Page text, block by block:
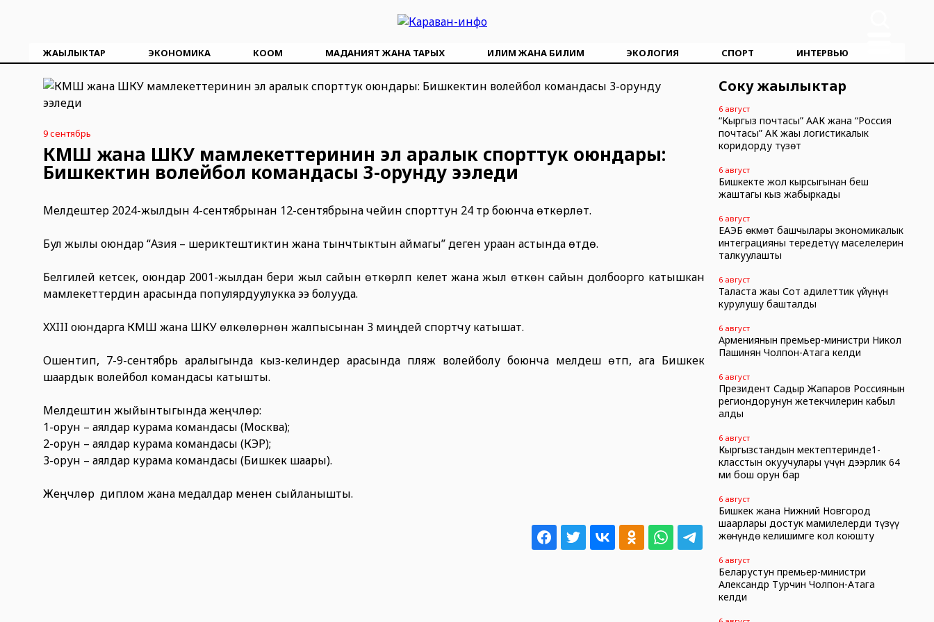
ЖАҢЫЛЫКТАР ЭКОНОМИКА КООМ МАДАНИЯТ ЖАНА ТАРЫХ ИЛИМ ЖАНА БИЛИМ ЭКОЛОГИЯ СПОРТ ИНТЕРВЬЮ
9 сентябрь
КМШ жана ШКУ мамлекеттеринин эл аралык спорттук оюндары:
Бишкектин волейбол командасы 3-орунду ээледи
Мелдештер 2024-жылдын 4-сентябрынан 12-сентябрына чейин спорттун 24 түрү боюнча өткөрүлөт.
Бул жылы оюндар “Азия – шериктештиктин жана тынчтыктын аймагы” деген ураан астында өтүүдө.
Белгилей кетсек, оюндар 2001-жылдан бери жыл сайын өткөрүлүп келет жана жыл өткөн сайын долбоорго катышкан
мамлекеттердин арасында популярдуулукка ээ болууда.
XXIII оюндарга КМШ жана ШКУ өлкөлөрүнөн жалпысынан 3 миңдей спортчу катышат.
Ошентип, 7-9-сентябрь аралыгында кыз-келиндер арасында пляж волейболу боюнча мелдеш өтүп, ага Бишкек
шаардык волейбол командасы катышты.
Мелдештин жыйынтыгында жеңүүчүлөр:
1-орун – аялдар курама командасы (Москва);
2-орун – аялдар курама командасы (КЭР);
3-орун – аялдар курама командасы (Бишкек шаары).
Жеңүүчүлөр диплом жана медалдар менен сыйланышты.
Соңку жаңылыктар
6 август
“Кыргыз почтасы” ААК жана “Россия
почтасы” АК жаңы логистикалык
коридорду түзөт
6 август
Бишкекте жол кырсыгынан беш
жаштагы кыз жабыркады
6 август
ЕАЭБ өкмөт башчылары экономикалык
интеграцияны тереңдетүү маселелерин
талкуулашты
6 август
Таласта жаңы Сот адилеттик үйүнүн
курулушу башталды
6 август
Армениянын премьер-министри Никол
Пашинян Чолпон-Атага келди
6 август
Президент Садыр Жапаров Россиянын
региондорунун жетекчилерин кабыл
алды
6 август
Кыргызстандын мектептеринде1-
класстын окуучулары үчүн дээрлик 64
миң бош орун бар
6 август
Бишкек жана Нижний Новгород
шаарлары достук мамилелерди түзүү
жөнүндө келишимге кол коюшту
6 август
Беларустун премьер-министри
Александр Турчин Чолпон-Атага
келди